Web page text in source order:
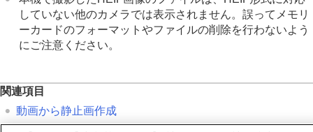
していない他のカメラでは表示されません。誤ってメモリ
ーカードのフォーマットやファイルの削除を行わないよう
にご注意ください。
関連項目
動画から静止画作成